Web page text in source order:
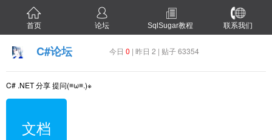
首页 论坛 SqlSugar教程 联系我们
C#论坛 今日 0 | 昨日 2 | 贴子 63354
C# .NET 分享 提问(≡ω≡.)※
文档